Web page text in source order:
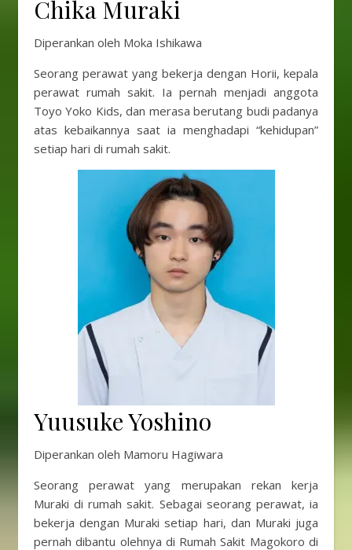
Chika Muraki
Diperankan oleh Moka Ishikawa
Seorang perawat yang bekerja dengan Horii, kepala
perawat rumah sakit. Ia pernah menjadi anggota
Toyo Yoko Kids, dan merasa berutang budi padanya
atas kebaikannya saat ia menghadapi “kehidupan”
setiap hari di rumah sakit.
Yuusuke Yoshino
Diperankan oleh Mamoru Hagiwara
Seorang perawat yang merupakan rekan kerja
Muraki di rumah sakit. Sebagai seorang perawat, ia
bekerja dengan Muraki setiap hari, dan Muraki juga
pernah dibantu olehnya di Rumah Sakit Magokoro di